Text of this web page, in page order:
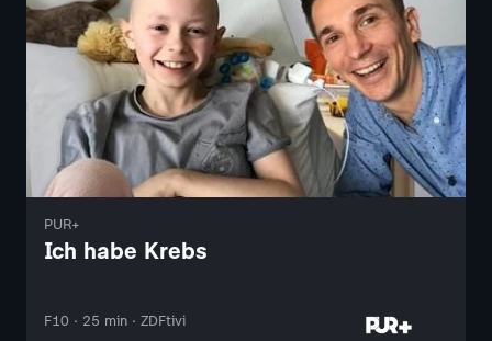
PUR+
Ich habe Krebs
F10 · 25 min · ZDFtivi